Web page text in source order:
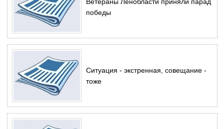
победы
Ситуация - экстренная, совещание -
тоже